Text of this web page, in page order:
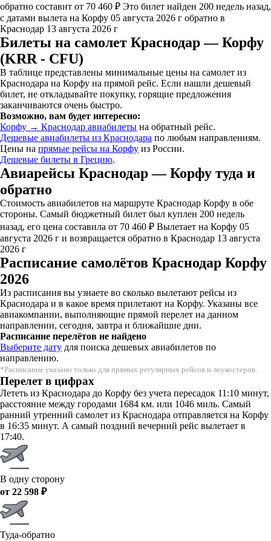
обратно составит от 70 460 ₽ Это билет найден 200 недель назад,
с датами вылета на Корфу 05 августа 2026 г обратно в
Краснодар 13 августа 2026 г
Билеты на самолет Краснодар — Корфу
(KRR - CFU)
В таблице представлены минимальные цены на самолет из
Краснодара на Корфу на прямой рейс. Если нашли дешевый
билет, не откладывайте покупку, горящие предложения
заканчиваются очень быстро.
Возможно, вам будет интересно:
Корфу → Краснодар авиабилеты на обратный рейс.
Дешевые авиабилеты из Краснодара по любым направлениям.
Цены на прямые рейсы на Корфу из России.
Дешевые билеты в Грецию.
Авиарейсы Краснодар — Корфу туда и
обратно
Стоимость авиабилетов на маршруте Краснодар Корфу в обе
стороны. Самый бюджетный билет был куплен 200 недель
назад, его цена составила от 70 460 ₽ Вылетает на Корфу 05
августа 2026 г и возвращается обратно в Краснодар 13 августа
2026 г
Расписание самолётов Краснодар Корфу
2026
Из расписания вы узнаете во сколько вылетают рейсы из
Краснодара и в какое время прилетают на Корфу. Указаны все
авиакомпании, выполняющие прямой перелет на данном
направлении, сегодня, завтра и ближайшие дни.
Расписание перелётов не найдено
Выберите дату для поиска дешевых авиабилетов по
направлению.
*Расписание указано только для прямых регулярных рейсов и лоукостеров.
Перелет в цифрах
Лететь из Краснодара до Корфу без учета пересадок 11:10 минут,
расстояние между городами 1684 км. или 1046 миль. Самый
ранний утренний самолет из Краснодара отправляется на Корфу
в 16:35 минут. А самый поздний вечерний рейс вылетает в
17:40.
В одну сторону
от 22 598 ₽
Туда-обратно